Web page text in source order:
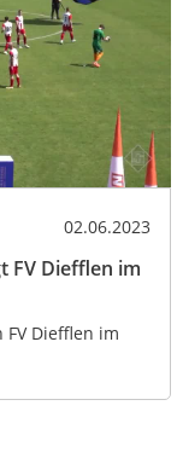
02.06.2023
FV Diefflen im
Diefflen im